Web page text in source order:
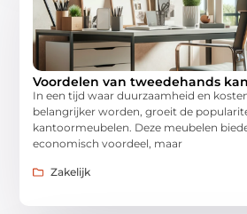
Voordelen van tweedehands
In een tijd waar duurzaamheid en
belangrijker worden, groeit de
kantoormeubelen. Deze meubelen
economisch voordeel, maar
Zakelijk